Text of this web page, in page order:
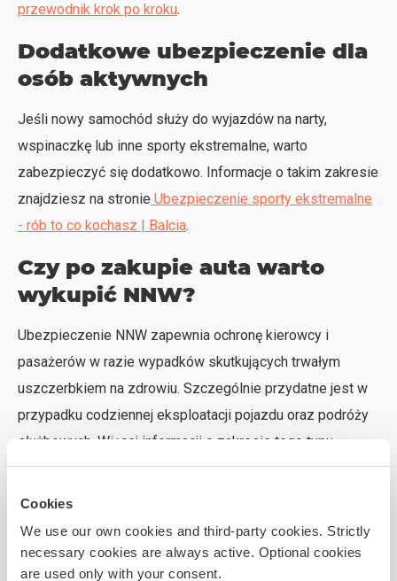
Cookies
We use our own cookies and third-party cookies. Strictly
necessary cookies are always active. Optional cookies
are used only with your consent.
przewodnik krok po kroku.
Dodatkowe ubezpieczenie dla
osób aktywnych
Jeśli nowy samochód służy do wyjazdów na narty,
wspinaczkę lub inne sporty ekstremalne, warto
zabezpieczyć się dodatkowo. Informacje o takim zakresie
znajdziesz na stronie Ubezpieczenie sporty ekstremalne
- rób to co kochasz | Balcia.
Czy po zakupie auta warto
wykupić NNW?
Ubezpieczenie NNW zapewnia ochronę kierowcy i
pasażerów w razie wypadków skutkujących trwałym
uszczerbkiem na zdrowiu. Szczególnie przydatne jest w
przypadku codziennej eksploatacji pojazdu oraz podróży
służbowych. Więcej informacji o zakresie tego typu
ochrony znajdziesz w ofercieUbezpieczenie NNW -
ochrona na wypadek nieszczęśliwych zdarzeń | Balcia
Kiedy należy rozważyć
ubezpieczenie nieruchomości